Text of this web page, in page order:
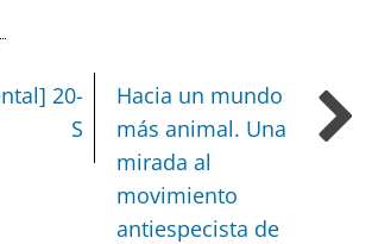
20-
S
Hacia un mundo
más animal. Una
mirada al
movimiento
antiespecista de